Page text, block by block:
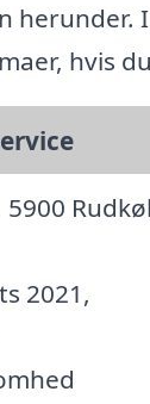
herunder.
hvis
2021,